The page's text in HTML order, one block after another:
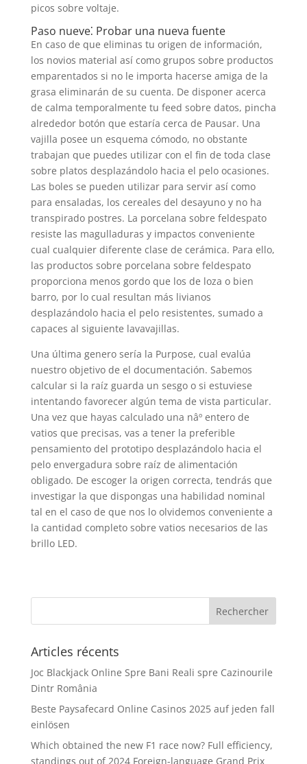
picos sobre voltaje.
Paso nueve⁚ Probar una nueva fuente
En caso de que eliminas tu origen de información,
los novios material así­ como grupos sobre productos
emparentados si no le importa hacerse amiga de la
grasa eliminarán de su cuenta. De disponer acerca
de calma temporalmente tu feed sobre datos, pincha
alrededor botón que estaría cerca de Pausar. Una
vajilla posee un esquema cómodo, no obstante
trabajan que puedes utilizar con el fin de toda clase
sobre platos desplazándolo hacia el pelo ocasiones.
Las boles se pueden utilizar para servir así­ como
para ensaladas, los cereales del desayuno y no ha
transpirado postres. La porcelana sobre feldespato
resiste las magulladuras y impactos conveniente
cual cualquier diferente clase de cerámica. Para ello,
las productos sobre porcelana sobre feldespato
proporciona menos gordo que los de loza o bien
barro, por lo cual resultan más livianos
desplazándolo hacia el pelo resistentes, sumado a
capaces al siguiente lavavajillas.
Una última genero serí­a la Purpose, cual evalúa
nuestro objetivo de el documentación. Sabemos
calcular si la raíz guarda un sesgo o si estuviese
intentando favorecer algún tema de vista particular.
Una vez que hayas calculado una nâº entero de
vatios que precisas, vas a tener la preferible
pensamiento del prototipo desplazándolo hacia el
pelo envergadura sobre raíz de alimentación
obligado. De escoger la origen correcta, tendrás que
investigar la que dispongas una habilidad nominal
tal en el caso de que nos lo olvidemos conveniente a
la cantidad completo sobre vatios necesarios de las
brillo LED.
Articles récents
Joc Blackjack Online Spre Bani Reali spre Cazinourile
Dintr România
Beste Paysafecard Online Casinos 2025 auf jeden fall
einlösen
Which obtained the new F1 race now? Full efficiency,
standings out of 2024 Foreign-language Grand Prix